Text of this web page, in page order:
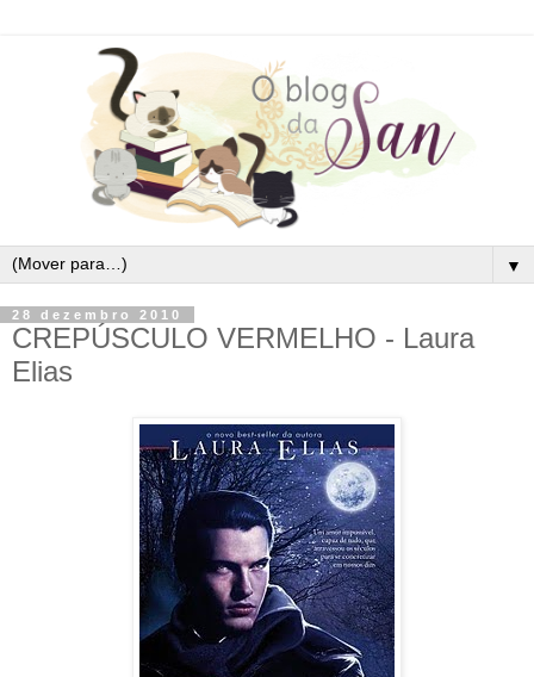
▼
28 dezembro 2010
CREPÚSCULO VERMELHO - Laura
Elias